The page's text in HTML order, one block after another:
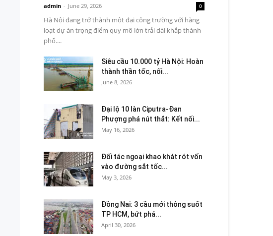
admin - June 29, 2026 0
Hà Nội đang trở thành một đại công trường với hàng
loạt dự án trọng điểm quy mô lớn trải dài khắp thành
phố....
Siêu cầu 10.000 tỷ Hà Nội: Hoàn
thành thần tốc, nối...
June 8, 2026
Đại lộ 10 làn Ciputra-Đan
Phượng phá nút thắt: Kết nối...
May 16, 2026
Đối tác ngoại khao khát rót vốn
vào đường sắt tốc...
May 3, 2026
Đồng Nai: 3 cầu mới thông suốt
TP HCM, bứt phá...
April 30, 2026